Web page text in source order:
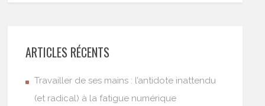
ARTICLES RÉCENTS
Travailler de ses mains : l’antidote inattendu
(et radical) à la fatigue numérique